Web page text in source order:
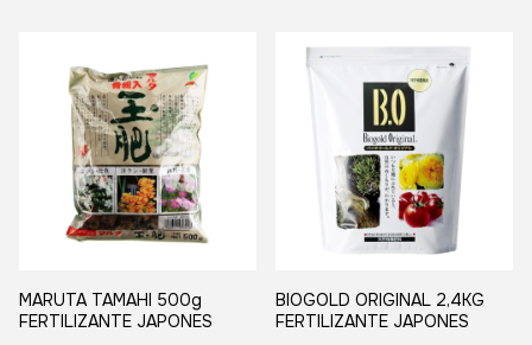
MARUTA TAMAHI 500g
FERTILIZANTE JAPONES
BIOGOLD ORIGINAL 2,4KG
FERTILIZANTE JAPONES